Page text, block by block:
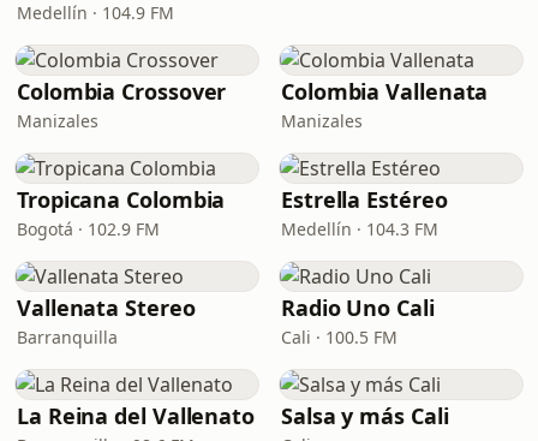
Medellín · 104.9 FM
Colombia Crossover
Manizales
Colombia Vallenata
Manizales
Tropicana Colombia
Bogotá · 102.9 FM
Estrella Estéreo
Medellín · 104.3 FM
Vallenata Stereo
Barranquilla
Radio Uno Cali
Cali · 100.5 FM
La Reina del Vallenato Salsa y más Cali